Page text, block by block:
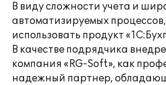
В виду сложности учета и
автоматизируемых
использовать продукт
В качестве подрядчика
компания «RG-Soft», как
надежный партнер,